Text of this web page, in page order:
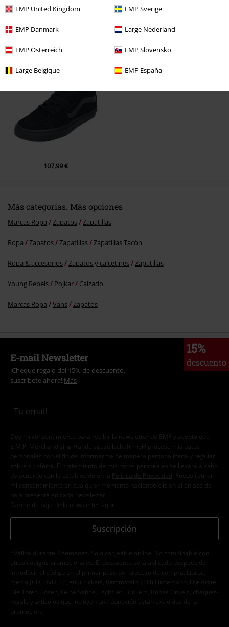
EMP United Kingdom EMP Sverige
EMP Danmark Large Nederland
EMP Österreich EMP Slovensko
Large Belgique EMP España
Comentario
Enviar comentario
Última visita
107,99 €
Más categorías. Más opciones
Marcas Ropa Zapatos Zapatillas
Ropa Zapatos Zapatillas Zapatillas Tacón
Ropa & accesorios Zapatos y calcetines Zapatillas
Young Rebels Pojkar Calzado
Marcas Ropa Vans Zapatos
15%
descuento
E-mail Newsletter
¡Cheque regalo del 15% de descuento,
suscríbete ahora! Más
Doy mi consentimiento para recibir la newsletter de EMP y acepto que
E.M.P. Merchandising Handelsgesellschaft mbH procese mis datos
personales con el fin de informarme de manera personalizada y regular
sobre su oferta. El tratamiento de mis datos personales se llevará a cabo
de acuerdo con lo establecido en la
Política de Privacidad . Puedo retirar
mi consentimiento en cualquier momento haciendo clic en el enlace de
baja presente en cada newsletter.
Darme de baja de la newsletter
aquí
Suscripción
*Válido durante 4 semanas. Solo canjeable online. No combinable con
otros códigos promocionales. El descuento será aplicado después de
introducir el código en el primer paso del proceso de compra. Libros,
media (CD, DVD, LP, etc.), tickets, Rammstein, (Till) Lindemann, Die Ärzte,
Die Toten Hosen, Feine Sahne Fischfilet, Broilers, Böhse Onkelz, cheques-
regalo y artículos que incluyen una donación están excluidos de la
promoción.